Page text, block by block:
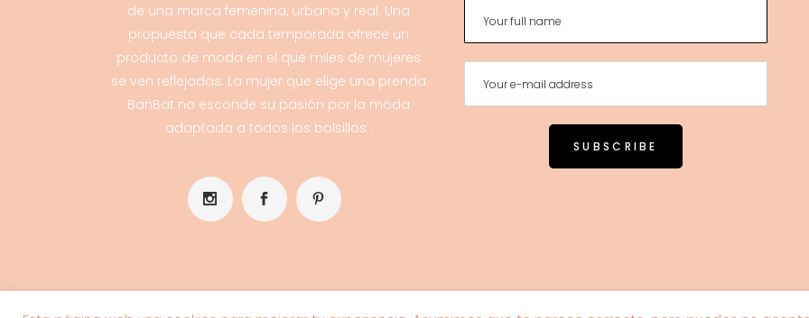
de una marca femenina, urbana y real. Una
propuesta que cada temporada ofrece un
producto de moda en el que miles de mujeres
se ven reflejadas. La mujer que elige una prenda
BanBat no esconde su pasión por la moda
adaptada a todos los bolsillos .